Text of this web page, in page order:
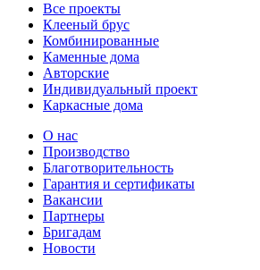
Все проекты
Клееный брус
Комбинированные
Каменные дома
Авторские
Индивидуальный проект
Каркасные дома
О нас
Производство
Благотворительность
Гарантия и сертификаты
Вакансии
Партнеры
Бригадам
Новости